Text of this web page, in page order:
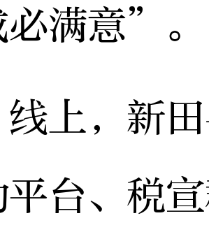
满意”。
，新田
平台、税